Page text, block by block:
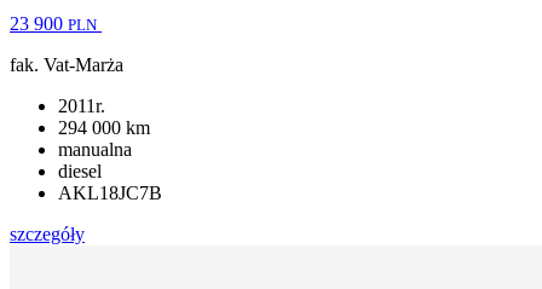
23 900 PLN
fak. Vat-Marża
2011r.
294 000 km
manualna
diesel
AKL18JC7B
szczegóły